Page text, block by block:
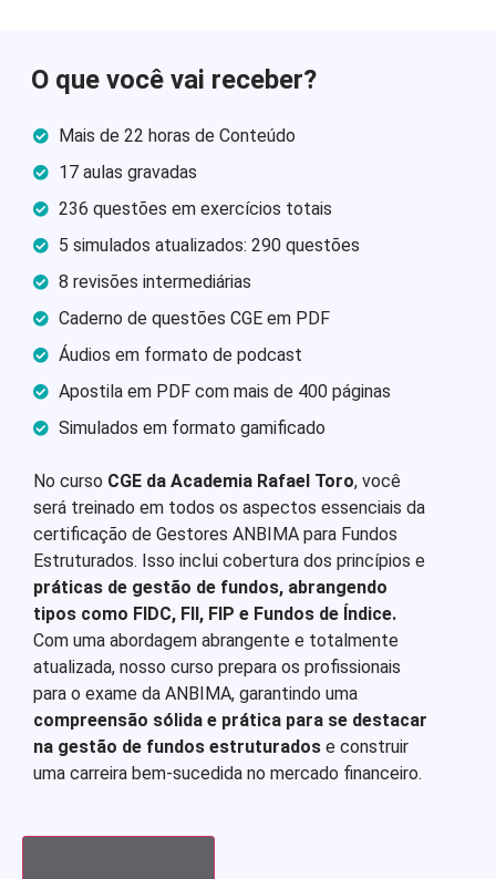
O que você vai receber?
Mais de 22 horas de Conteúdo
17 aulas gravadas
236 questões em exercícios totais
5 simulados atualizados: 290 questões
8 revisões intermediárias
Caderno de questões CGE em PDF
Áudios em formato de podcast
Apostila em PDF com mais de 400 páginas
Simulados em formato gamificado
No curso CGE da Academia Rafael Toro, você
será treinado em todos os aspectos essenciais da
certificação de Gestores ANBIMA para Fundos
Estruturados. Isso inclui cobertura dos princípios e
práticas de gestão de fundos, abrangendo
tipos como FIDC, FII, FIP e Fundos de Índice.
Com uma abordagem abrangente e totalmente
atualizada, nosso curso prepara os profissionais
para o exame da ANBIMA, garantindo uma
compreensão sólida e prática para se destacar
na gestão de fundos estruturados e construir
uma carreira bem-sucedida no mercado financeiro.